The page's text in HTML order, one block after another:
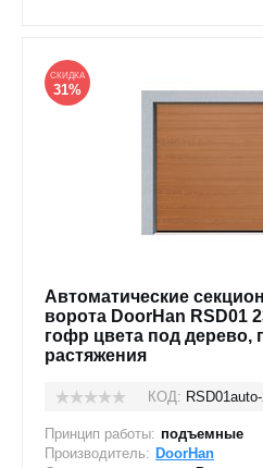
СКИДКА
31%
Автоматические
ворота DoorHan RSD01
гофр цвета под дерево,
растяжения
КОД:
Принцип работы: подъемные
Производитель: DoorHan